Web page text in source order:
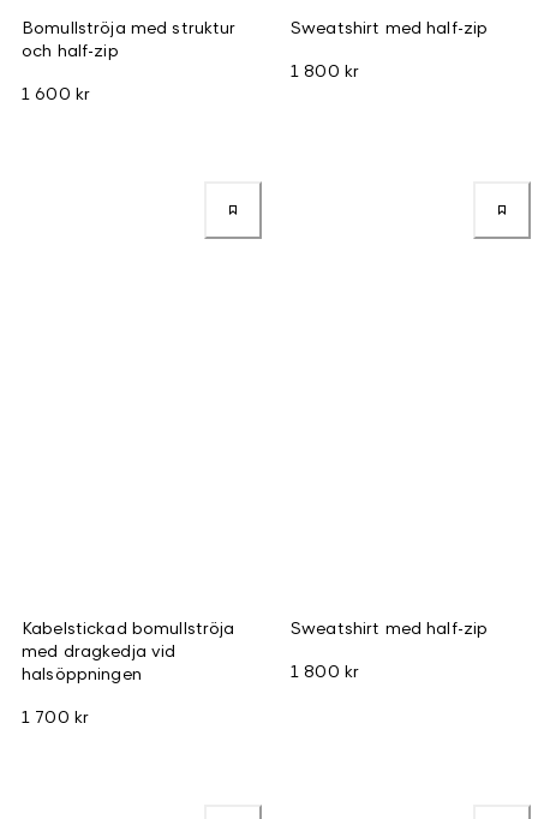
Bomullströja med struktur
och half-zip
1 600 kr
Sweatshirt med half-zip
1 800 kr
Kabelstickad bomullströja
med dragkedja vid
halsöppningen
1 700 kr
Sweatshirt med half-zip
1 800 kr